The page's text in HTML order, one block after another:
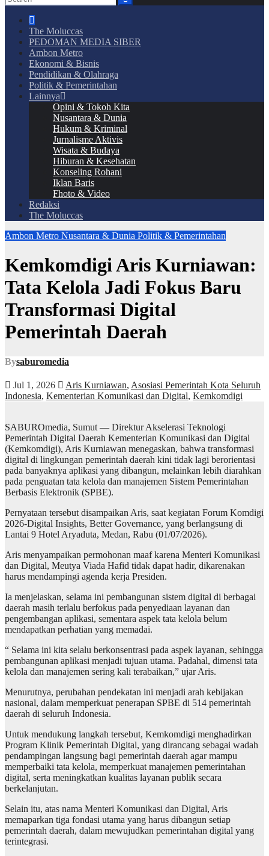
The Moluccas
PEDOMAN MEDIA SIBER
Ambon Metro
Ekonomi & Bisnis
Pendidikan & Olahraga
Politik & Pemerintahan
Lainnya
Opini & Tokoh Kita
Nusantara & Dunia
Hukum & Kriminal
Jurnalisme Aktivis
Wisata & Budaya
Hiburan & Kesehatan
Konseling Rohani
Iklan Baris
Fhoto & Video
Redaksi
The Moluccas
Ambon Metro Nusantara & Dunia Politik & Pemerintahan
Kemkomdigi Aris Kurniawan:
Tata Kelola Jadi Fokus Baru
Transformasi Digital
Pemerintah Daerah
Bysaburomedia
Jul 1, 2026 Aris Kurniawan, Asosiasi Pemerintah Kota Seluruh
Indonesia, Kementerian Komunikasi dan Digital, Kemkomdigi
SABUROmedia, Sumut — Direktur Akselerasi Teknologi
Pemerintah Digital Daerah Kementerian Komunikasi dan Digital
(Kemkomdigi), Aris Kurniawan menegaskan, bahwa transformasi
digital di lingkungan pemerintah daerah kini tidak lagi berorientasi
pada banyaknya aplikasi yang dibangun, melainkan lebih diarahkan
pada penguatan tata kelola dan manajemen Sistem Pemerintahan
Berbasis Elektronik (SPBE).
Pernyataan tersebut disampaikan Aris, saat kegiatan Forum Komdigi
2026-Digital Insights, Better Governance, yang berlangsung di
Lantai 9 Hotel Aryaduta, Medan, Rabu (01/07/2026).
Aris menyampaikan permohonan maaf karena Menteri Komunikasi
dan Digital, Meutya Viada Hafid tidak dapat hadir, dikarenakan
harus mendampingi agenda kerja Presiden.
Ia menjelaskan, selama ini pembangunan sistem digital di berbagai
daerah masih terlalu berfokus pada penyediaan layanan dan
pengembangan aplikasi, sementara aspek tata kelola belum
mendapatkan perhatian yang memadai.
“ Selama ini kita selalu berkonsentrasi pada aspek layanan, sehingga
pembangunan aplikasi menjadi tujuan utama. Padahal, dimensi tata
kelola dan manajemen sering kali terabaikan,” ujar Aris.
Menurutnya, perubahan pendekatan ini menjadi arah kebijakan
nasional, dalam memperkuat penerapan SPBE di 514 pemerintah
daerah di seluruh Indonesia.
Untuk mendukung langkah tersebut, Kemkomdigi menghadirkan
Program Klinik Pemerintah Digital, yang dirancang sebagai wadah
pendampingan langsung bagi pemerintah daerah agar mampu
memperbaiki tata kelola, memperkuat manajemen pemerintahan
digital, serta meningkatkan kualitas layanan publik secara
berkelanjutan.
Selain itu, atas nama Menteri Komunikasi dan Digital, Aris
memaparkan tiga fondasi utama yang harus dibangun setiap
pemerintah daerah, dalam mewujudkan pemerintahan digital yang
terintegrasi.